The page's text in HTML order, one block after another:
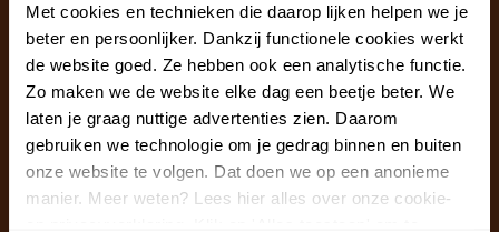
Met cookies en technieken die daarop lijken helpen we je
beter en persoonlijker. Dankzij functionele cookies werkt
de website goed. Ze hebben ook een analytische functie.
Zo maken we de website elke dag een beetje beter. We
laten je graag nuttige advertenties zien. Daarom
gebruiken we technologie om je gedrag binnen en buiten
onze website te volgen. Dat doen we op een anonieme
manier. Meer weten? Lees hier alles over onze cookie-
Klantenservice & FAQ
Wij staan voor u klaar.
Ma t/m vr van 09:30 - 16:00 telefonisch
+31 (0)13 785 62 41